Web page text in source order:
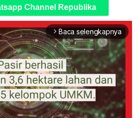
Channel Republika
arrow_forward_ios Baca selengkapnya